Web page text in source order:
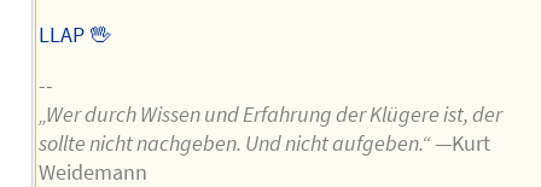
LLAP 🖖
--
„Wer durch Wissen und Erfahrung der Klügere ist, der
sollte nicht nachgeben. Und nicht aufgeben.“—Kurt
Weidemann